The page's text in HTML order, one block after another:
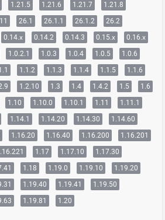
1.21.5 1.21.6 1.21.7
1.21.8
26.1 26.1.1 26.1.2 26.2
0.14.x 0.14.2 0.14.3 0.15.x
0.16.x
1.0.2.1 1.0.3 1.0.4 1.0.5
1.0.6
1.1.2 1.1.3 1.1.4 1.1.5
1.1.6
1.2.10 1.3 1.4 1.4.2 1.5
1.6
1.10 1.10.0 1.10.1 1.11
1.11.1
1.14.1 1.14.20 1.14.30
1.14.60
1.16.20 1.16.40 1.16.200
1.16.201
1.17 1.17.10
1.17.30
1.18 1.19.0 1.19.10
1.19.20
1.19.40 1.19.41
1.19.50
1.19.81 1.20